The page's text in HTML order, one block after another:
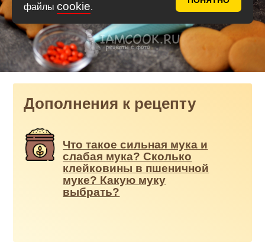
файлы cookie.
Дополнения к рецепту
Что такое сильная мука и
слабая мука? Сколько
клейковины в пшеничной
муке? Какую муку
выбрать?